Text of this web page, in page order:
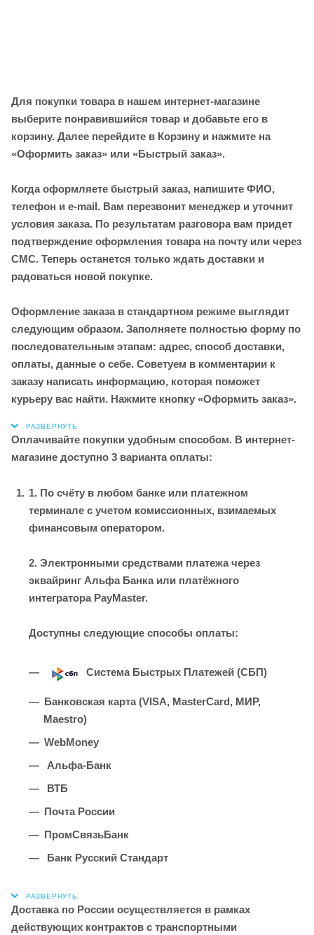
Для покупки товара в нашем интернет-магазине
выберите понравившийся товар и добавьте его в
корзину. Далее перейдите в Корзину и нажмите на
«Оформить заказ» или «Быстрый заказ».
Когда оформляете быстрый заказ, напишите ФИО,
телефон и e-mail. Вам перезвонит менеджер и уточнит
условия заказа. По результатам разговора вам придет
подтверждение оформления товара на почту или через
СМС. Теперь останется только ждать доставки и
радоваться новой покупке.
Оформление заказа в стандартном режиме выглядит
следующим образом. Заполняете полностью форму по
последовательным этапам: адрес, способ доставки,
оплаты, данные о себе. Советуем в комментарии к
заказу написать информацию, которая поможет
курьеру вас найти. Нажмите кнопку «Оформить заказ».
Оплачивайте покупки удобным способом. В интернет-
магазине доступно 3 варианта оплаты:
1. По счёту в любом банке или платежном
терминале с учетом комиссионных, взимаемых
финансовым оператором.
2. Электронными средствами платежа через
эквайринг Альфа Банка или платёжного
интегратора PayMaster.
Доступны следующие способы оплаты:
Система Быстрых Платежей (СБП)
Банковская карта (VISA, MasterCard, МИР,
Maestro)
WebMoney
Альфа-Банк
ВТБ
Почта России
ПромСвязьБанк
Банк Русский Стандарт
Доставка по России осуществляется в рамках
действующих контрактов с транспортными